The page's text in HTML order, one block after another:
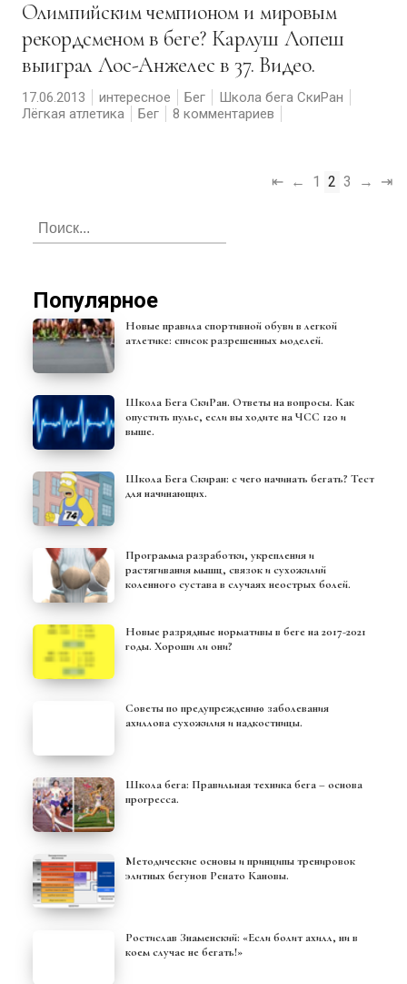
Олимпийским чемпионом и мировым
рекордсменом в беге? Карлуш Лопеш
выиграл Лос-Анжелес в 37. Видео.
17.06.2013 интересное Бег
Школа бега СкиРан
Лёгкая атлетика
Бег 8 комментариев
⇤ ← 1 2 3 → ⇥
Популярное
Новые правила спортивной обуви в легкой
атлетике: список разрешенных моделей.
Школа Бега СкиРан. Ответы на вопросы. Как
опустить пульс, если вы ходите на ЧСС 120 и
выше.
Школа Бега Скиран: с чего начинать бегать? Тест
для начинающих.
Программа разработки, укрепления и
растягивания мышц, связок и сухожилий
коленного сустава в случаях неострых болей.
Новые разрядные нормативы в беге на 2017-2021
годы. Хороши ли они?
Советы по предупреждению заболевания
ахиллова сухожилия и надкостницы.
Школа бега: Правильная техника бега – основа
прогресса.
Методические основы и принципы тренировок
элитных бегунов Ренато Кановы.
Ростислав Знаменский: «Если болит ахилл, ни в
коем случае не бегать!»